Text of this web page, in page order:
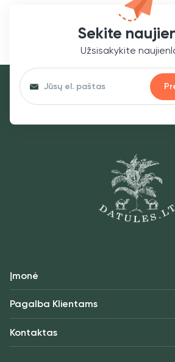
Sekite
Užsisakykite
Įmonė
Pagalba Klientams
Kontaktas